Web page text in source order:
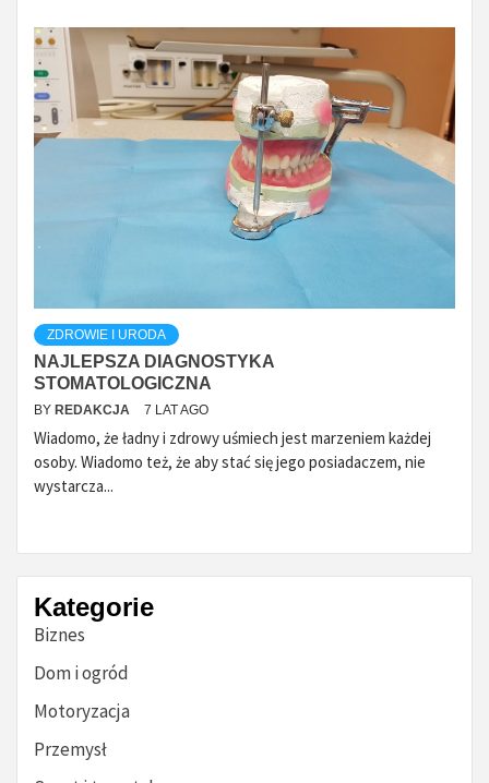
ZDROWIE I URODA
NAJLEPSZA DIAGNOSTYKA
STOMATOLOGICZNA
BY REDAKCJA 7 LAT AGO
Wiadomo, że ładny i zdrowy uśmiech jest marzeniem każdej
osoby. Wiadomo też, że aby stać się jego posiadaczem, nie
wystarcza...
Kategorie
Biznes
Dom i ogród
Motoryzacja
Przemysł